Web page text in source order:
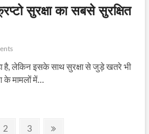
सुरक्षा का सबसे सुरक्षित
है, लेकिन इसके साथ सुरक्षा से जुड़े खतरे भी
मामलों में…
Page
2 Page
3
Next